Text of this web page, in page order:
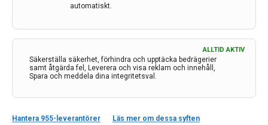
automatiskt.
Säkerställa säkerhet, förhindra och upptäcka bedrägerier
samt åtgärda fel, Leverera och visa reklam och innehåll,
Spara och meddela dina integritetsval.
ALLTID AKTIV
Hantera 955-leverantörer Läs mer om dessa syften
De små blåsorna som sitter på cellytan har större
betydelse för spridning av inflammation och ämnen till
andra delar av kroppen än vad man tidigare känt till.